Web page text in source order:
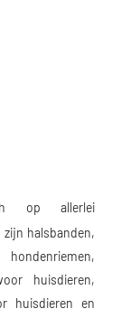
op allerlei
halsbanden,
huisdieren,
huisdieren en